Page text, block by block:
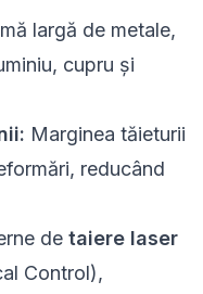
largă de metale,
cupru și
Marginea tăieturii
reducând
de taiere laser
Control),